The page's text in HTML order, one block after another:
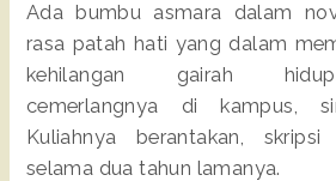
Ada bumbu asmara dalam
rasa patah hati yang dalam
kehilangan gairah
cemerlangnya di kampus,
Kuliahnya berantakan,
selama dua tahun lamanya.